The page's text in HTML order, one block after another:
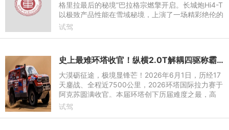
格里拉最后的秘境”巴拉格宗燃擎开启。长城炮Hi4-T
以极致产品性能在雪域秘境，上演了一场精彩绝伦的
性能风暴，为与会媒体带来全方位的硬核越野体验。
试驾
史上最难环塔收官！纵横2.0T解耦四驱称霸环塔极限赛场
大漠砺征途，极境显锋芒！2026年6月1日，历经17
天鏖战、全程近7500公里，2026环塔国际拉力赛于
阿克苏圆满收官。本届环塔创下历届难度之最，高
温、戈壁、沙漠、陡坡等极限路况密集叠加，对车辆
试驾